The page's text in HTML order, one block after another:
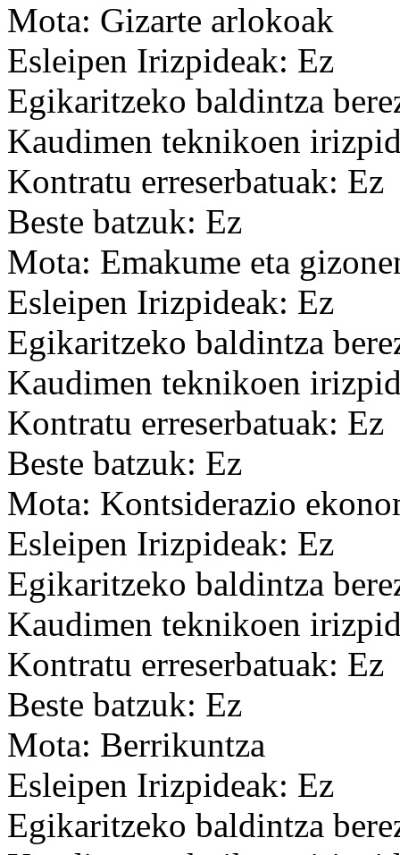
Mota: Gizarte arlokoak
Esleipen Irizpideak: Ez
Egikaritzeko baldintza
Kaudimen teknikoen
Kontratu erreserbatuak: Ez
Beste batzuk: Ez
Mota: Emakume eta
Esleipen Irizpideak: Ez
Egikaritzeko baldintza
Kaudimen teknikoen
Kontratu erreserbatuak: Ez
Beste batzuk: Ez
Mota: Kontsiderazio
Esleipen Irizpideak: Ez
Egikaritzeko baldintza
Kaudimen teknikoen
Kontratu erreserbatuak: Ez
Beste batzuk: Ez
Mota: Berrikuntza
Esleipen Irizpideak: Ez
Egikaritzeko baldintza